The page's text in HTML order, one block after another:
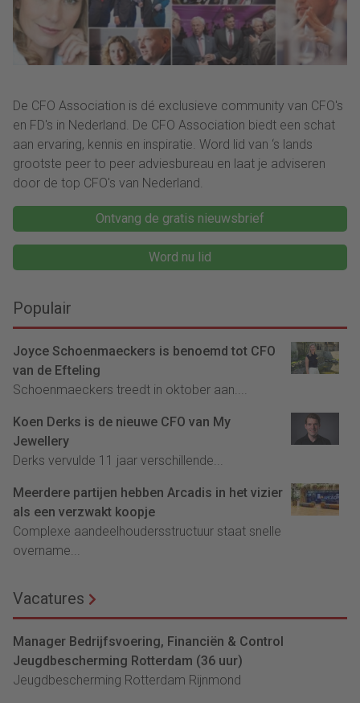
De CFO Association is dé exclusieve community van CFO's
en FD's in Nederland. De CFO Association biedt een schat
aan ervaring, kennis en inspiratie. Word lid van ‘s lands
grootste peer to peer adviesbureau en laat je adviseren
door de top CFO's van Nederland.
Ontvang de gratis nieuwsbrief
Word nu lid
Populair
Joyce Schoenmaeckers is benoemd tot CFO
van de Efteling
Schoenmaeckers treedt in oktober aan....
Koen Derks is de nieuwe CFO van My
Jewellery
Derks vervulde 11 jaar verschillende...
Meerdere partijen hebben Arcadis in het vizier
als een verzwakt koopje
Complexe aandeelhoudersstructuur staat snelle
overname...
Vacatures
Manager Bedrijfsvoering, Financiën & Control
Jeugdbescherming Rotterdam (36 uur)
Jeugdbescherming Rotterdam Rijnmond